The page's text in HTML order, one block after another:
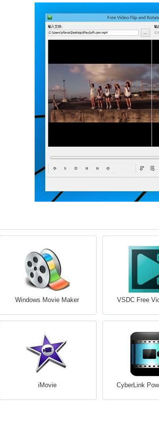
VSDC Free
Windows Movie Maker
CyberLink
iMovie